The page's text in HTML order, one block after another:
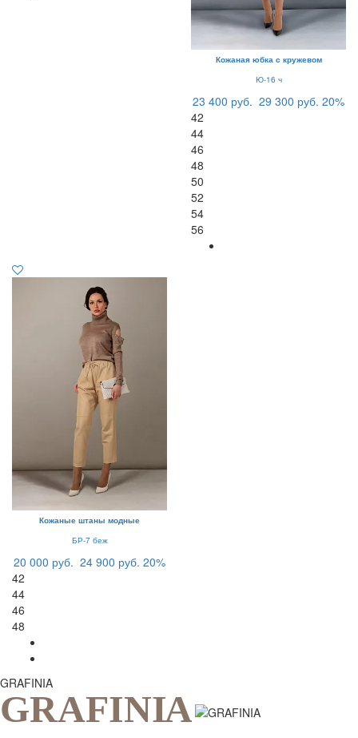
Кожаная юбка с кружевом
Ю-16 ч
23 400 руб. 29 300 руб. 20%
42
44
46
48
50
52
54
56
Кожаные штаны модные
БР-7 беж
20 000 руб. 24 900 руб. 20%
42
44
46
48
GRAFINIA